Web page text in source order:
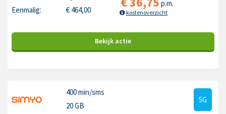
Eenmalig:
€ 464,00
p.m.
kostenoverzicht
Bekijk actie
400 min/sms
20 GB
5G